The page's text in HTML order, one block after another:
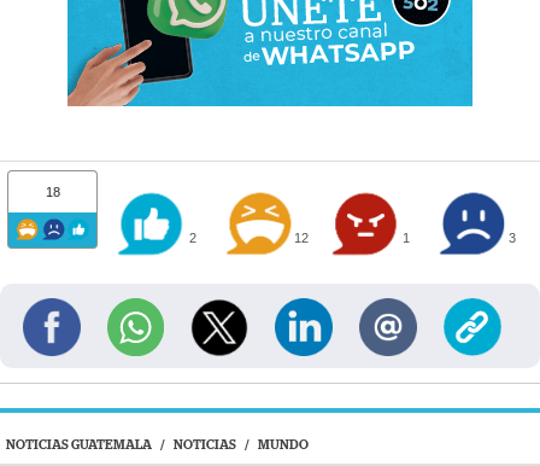
18
2 12 1 3
NOTICIAS GUATEMALA / NOTICIAS / MUNDO